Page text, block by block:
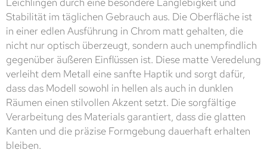
Stabilität im täglichen Gebrauch aus. Die Oberfläche ist
in einer edlen Ausführung in Chrom matt gehalten, die
nicht nur optisch überzeugt, sondern auch unempfindlich
gegenüber äußeren Einflüssen ist. Diese matte Veredelung
verleiht dem Metall eine sanfte Haptik und sorgt dafür,
dass das Modell sowohl in hellen als auch in dunklen
Räumen einen stilvollen Akzent setzt. Die sorgfältige
Verarbeitung des Materials garantiert, dass die glatten
Kanten und die präzise Formgebung dauerhaft erhalten
bleiben.